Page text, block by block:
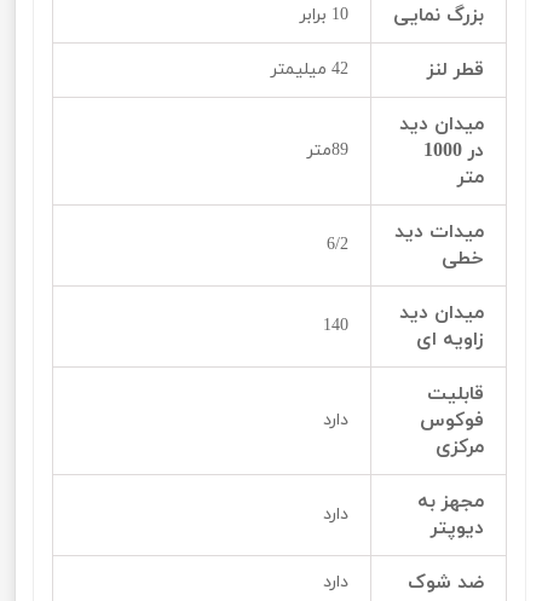
بزرگ نمایی 10 برابر
قطر لنز 42 میلیمتر
میدان دید
در 1000
متر
89متر
میدات دید
خطی
6/2
میدان دید
زاویه ای
140
قابلیت
فوکوس
مرکزی
دارد
مجهز به
دیوپتر
دارد
ضد شوک دارد